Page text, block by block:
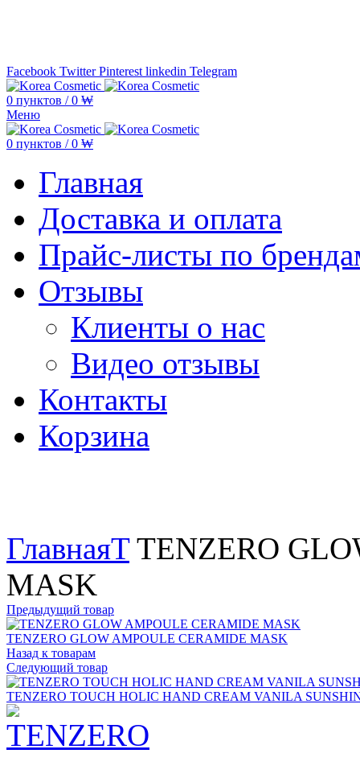
Facebook Twitter Pinterest linkedin Telegram
0 пунктов / 0 ₩
Меню
0 пунктов / 0 ₩
Главная
Доставка и оплата
Прайс-листы по
Отзывы
Клиенты о нас
Видео отзывы
Контакты
Корзина
ГлавнаяTTENZERO
MASK
Предыдущий товар
TENZERO GLOW AMPOULE CERAMIDE MASK
Назад к товарам
Следующий товар
TENZERO TOUCH HOLIC HAND CREAM VANILA